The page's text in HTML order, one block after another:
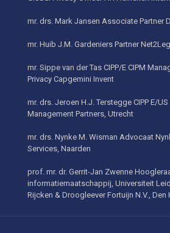
mr. drs. Mark Jansen Associate Partner
mr. Huib J.M. Gardeniers Partner
mr. Sippe van der Tas CIPP/E CIPM
Privacy Capgemini Invent
mr. drs. Jeroen H.J. Terstegge CIPP E/
Management Partners, Utrecht
mr. drs. Nynke M. Wisman Advocaat
Services, Naarden
prof. mr. dr. Gerrit-Jan Zwenne
informatiemaatschappij, Universiteit
Rijcken & Droogleever Fortuijn N.V., Den